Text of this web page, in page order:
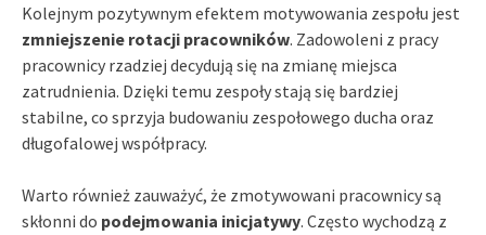
Kolejnym pozytywnym efektem motywowania zespołu jest
zmniejszenie rotacji pracowników. Zadowoleni z pracy
pracownicy rzadziej decydują się na zmianę miejsca
zatrudnienia. Dzięki temu zespoły stają się bardziej
stabilne, co sprzyja budowaniu zespołowego ducha oraz
długofalowej współpracy.
Warto również zauważyć, że zmotywowani pracownicy są
skłonni do podejmowania inicjatywy. Często wychodzą z